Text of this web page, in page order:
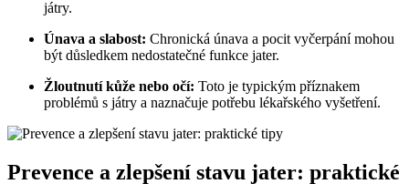
játry.
Únava a slabost: Chronická únava a pocit vyčerpání mohou
být důsledkem nedostatečné funkce jater.
Žloutnutí kůže nebo očí: Toto je typickým příznakem
problémů s játry a naznačuje potřebu lékařského vyšetření.
Prevence a zlepšení stavu jater: praktické